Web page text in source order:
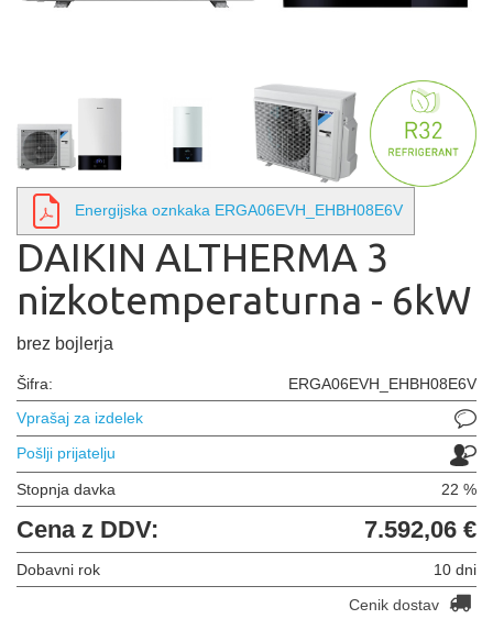
Energijska oznkaka ERGA06EVH_EHBH08E6V
DAIKIN ALTHERMA 3
nizkotemperaturna - 6kW
brez bojlerja
Šifra:
ERGA06EVH_EHBH08E6V
Vprašaj za izdelek
Pošlji prijatelju
Stopnja davka 22 %
Cena z DDV: 7.592,06 €
Dobavni rok
10 dni
Cenik dostav